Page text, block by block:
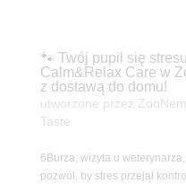
🐾 Twój pupil się
Calm&Relax Care w
z dostawą do domu!
utworzone przez
Taste
6Burza, wizyta u
pozwól, by stres przejął